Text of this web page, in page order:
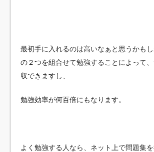
最初手に入れるのは高いなぁと思うかも
の２つを組合せて勉強することによって
収できますし、
勉強効率が何百倍にもなります。
よく勉強する人なら、ネット上で問題集